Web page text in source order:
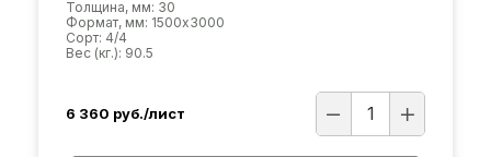
Толщина, мм: 30
Формат, мм: 1500х3000
Сорт: 4/4
Вес (кг.): 90.5
6 360 руб./лист